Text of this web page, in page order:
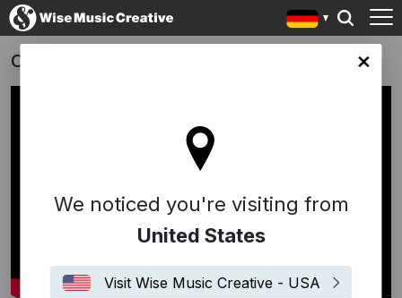
site
We noticed you're visiting from
United States
Visit Wise Music Creative - USA
One For The Road